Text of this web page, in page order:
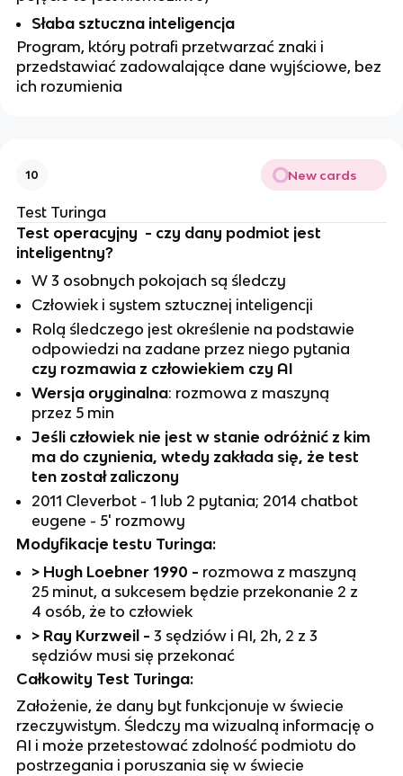
Słaba sztuczna inteligencja
Program, który potrafi przetwarzać znaki i
przedstawiać zadowalające dane wyjściowe, bez
ich rozumienia
10 New cards
Test Turinga
Test operacyjny - czy dany podmiot jest
inteligentny?
W 3 osobnych pokojach są śledczy
Człowiek i system sztucznej inteligencji
Rolą śledczego jest określenie na podstawie
odpowiedzi na zadane przez niego pytania
czy rozmawia z człowiekiem czy AI
Wersja oryginalna: rozmowa z maszyną
przez 5 min
Jeśli człowiek nie jest w stanie odróżnić z kim
ma do czynienia, wtedy zakłada się, że test
ten został zaliczony
2011 Cleverbot - 1 lub 2 pytania; 2014 chatbot
eugene - 5' rozmowy
Modyfikacje testu Turinga:
> Hugh Loebner 1990 - rozmowa z maszyną
25 minut, a sukcesem będzie przekonanie 2 z
4 osób, że to człowiek
> Ray Kurzweil - 3 sędziów i AI, 2h, 2 z 3
sędziów musi się przekonać
Całkowity Test Turinga:
Założenie, że dany byt funkcjonuje w świecie
rzeczywistym. Śledczy ma wizualną informację o
AI i może przetestować zdolność podmiotu do
postrzegania i poruszania się w świecie